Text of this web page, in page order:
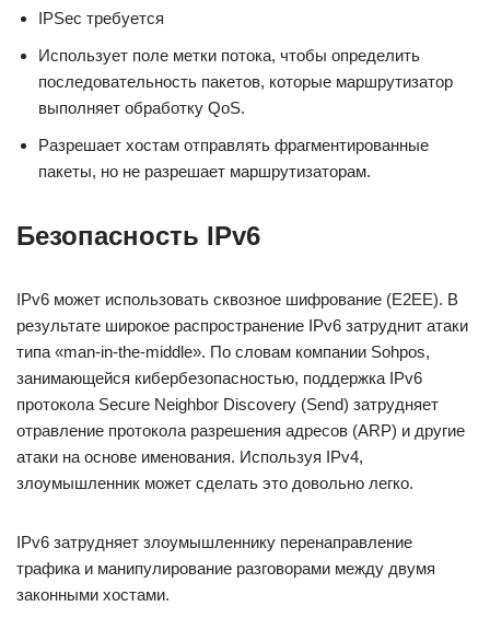
IPSec требуется
Использует поле метки потока, чтобы определить
последовательность пакетов, которые маршрутизатор
выполняет обработку QoS.
Разрешает хостам отправлять фрагментированные
пакеты, но не разрешает маршрутизаторам.
Безопасность IPv6
IPv6 может использовать сквозное шифрование (E2EE). В
результате широкое распространение IPv6 затруднит атаки
типа «man-in-the-middle». По словам компании Sohpos,
занимающейся кибербезопасностью, поддержка IPv6
протокола Secure Neighbor Discovery (Send) затрудняет
отравление протокола разрешения адресов (ARP) и другие
атаки на основе именования. Используя IPv4,
злоумышленник может сделать это довольно легко.
IPv6 затрудняет злоумышленнику перенаправление
трафика и манипулирование разговорами между двумя
законными хостами.